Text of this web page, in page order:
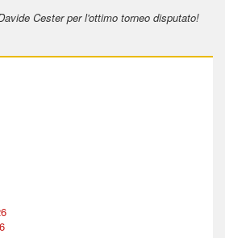
Cester per l'ottimo torneo disputato!